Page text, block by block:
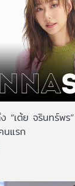
“เต้ย จรินทร์พ
นแรก